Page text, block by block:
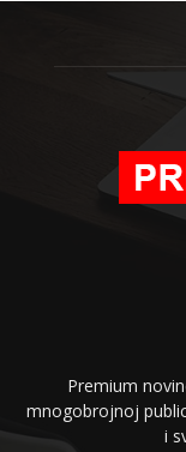
Premium
mnogobrojnoj
i